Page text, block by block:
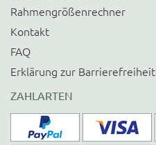
Rahmengrößenrechner
Kontakt
FAQ
Erklärung zur Barrierefreiheit
ZAHLARTEN